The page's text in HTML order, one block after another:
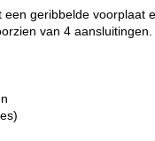
een geribbelde voorplaat
van 4 aansluitingen.